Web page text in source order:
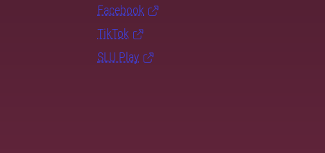
Facebook
TikTok
SLU Play